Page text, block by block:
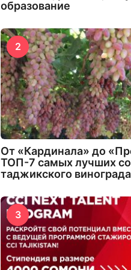
образование
2
От «Кардинала» до
ТОП-7 самых лучших
таджикского винограда
3